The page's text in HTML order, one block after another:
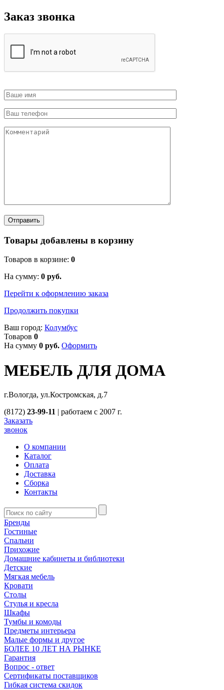
Заказ звонка
Товары добавлены в корзину
Товаров в корзине: 0
На сумму: 0 руб.
Перейти к оформлению заказа
Продолжить покупки
Ваш город: Колумбус
Товаров 0
На сумму 0 руб. Оформить
МЕБЕЛЬ ДЛЯ ДОМА
г.Вологда, ул.Костромская, д.7
(8172) 23-99-11 | работаем с 2007 г.
Заказать
звонок
О компании
Каталог
Оплата
Доставка
Сборка
Контакты
Бренды
Гостиные
Спальни
Прихожие
Домашние кабинеты и библиотеки
Детские
Мягкая мебель
Кровати
Столы
Стулья и кресла
Шкафы
Тумбы и комоды
Предметы интерьера
Малые формы и другое
БОЛЕЕ 10 ЛЕТ НА РЫНКЕ
Гарантия
Вопрос - ответ
Сертификаты поставщиков
Гибкая система скидок